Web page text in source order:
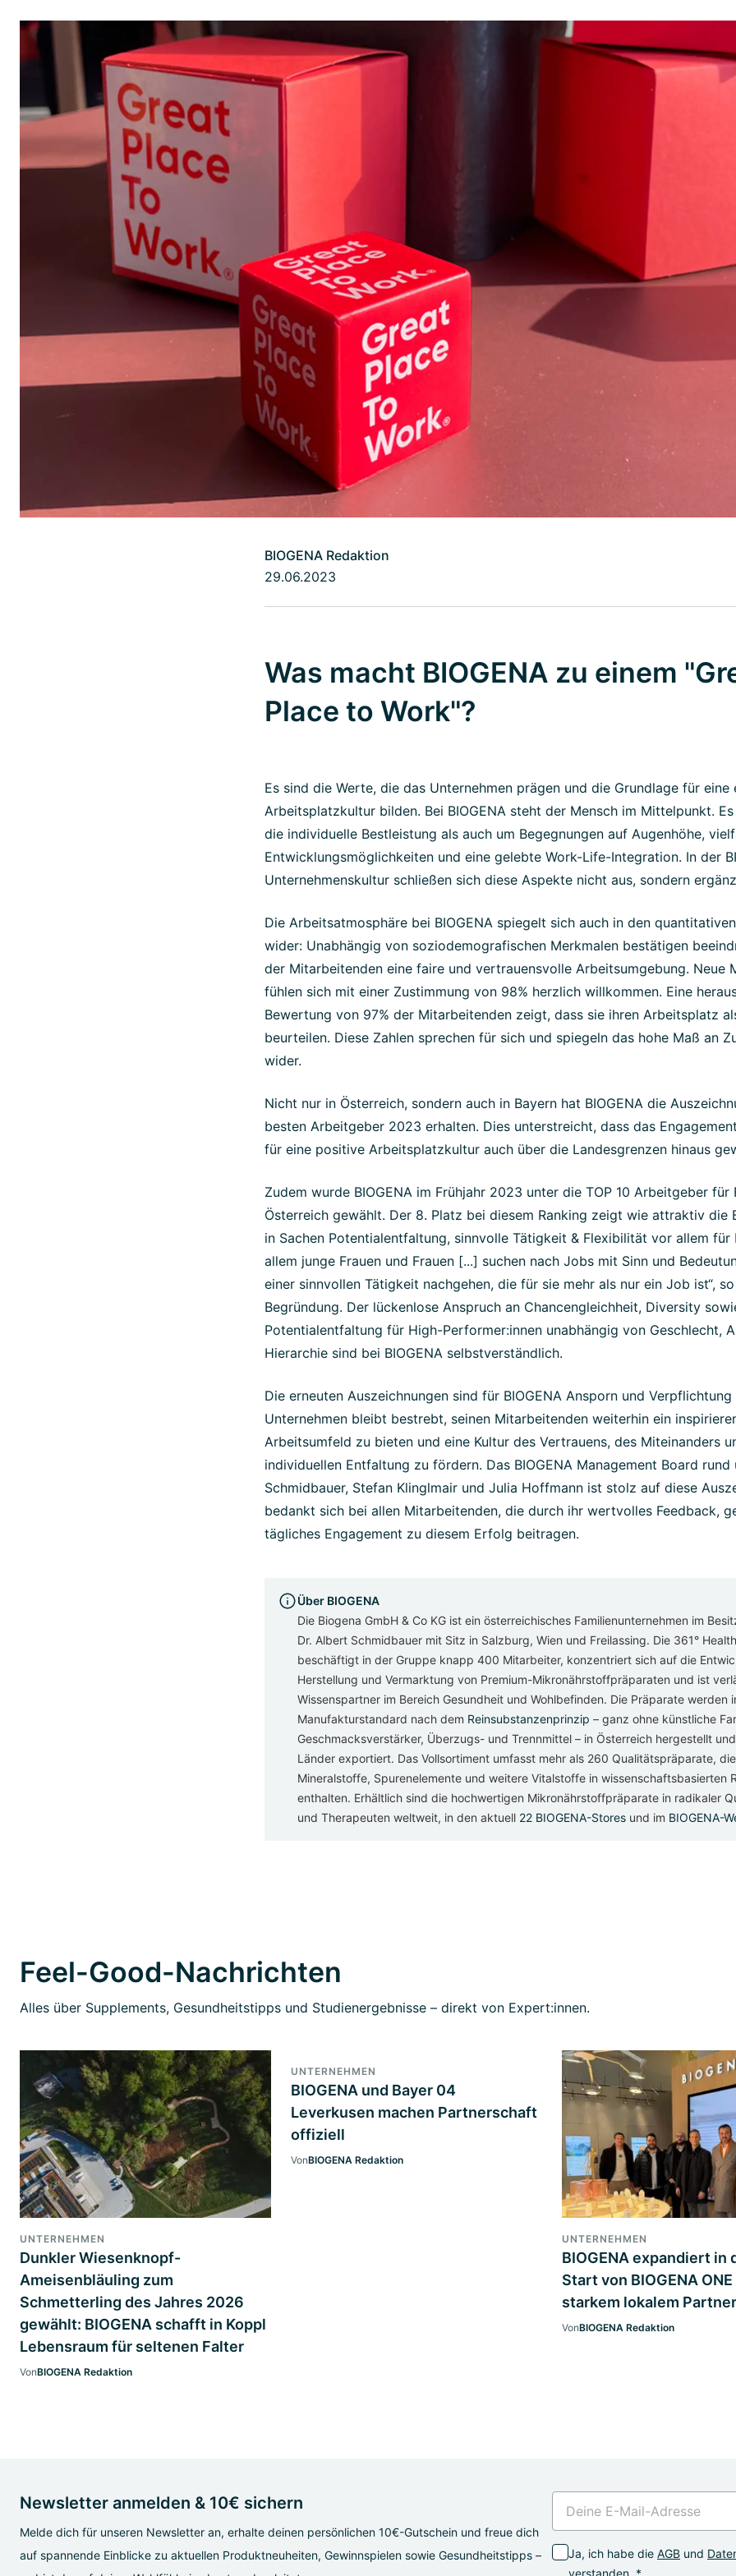
BIOGENA Redaktion
29.06.2023
Was macht BIOGENA zu einem
Place to Work"?
Es sind die Werte, die das Unternehmen prägen und die Grundlage für
Arbeitsplatzkultur bilden. Bei BIOGENA steht der Mensch im Mittelpunkt.
die individuelle Bestleistung als auch um Begegnungen auf Augenhöhe,
Entwicklungsmöglichkeiten und eine gelebte Work-Life-Integration. In der
Unternehmenskultur schließen sich diese Aspekte nicht aus, sondern
Die Arbeitsatmosphäre bei BIOGENA spiegelt sich auch in den
wider: Unabhängig von soziodemografischen Merkmalen bestätigen
der Mitarbeitenden eine faire und vertrauensvolle Arbeitsumgebung. Neue
fühlen sich mit einer Zustimmung von 98% herzlich willkommen. Eine
Bewertung von 97% der Mitarbeitenden zeigt, dass sie ihren Arbeitsplatz
beurteilen. Diese Zahlen sprechen für sich und spiegeln das hohe Maß an
wider.
Nicht nur in Österreich, sondern auch in Bayern hat BIOGENA die
besten Arbeitgeber 2023 erhalten. Dies unterstreicht, dass das
für eine positive Arbeitsplatzkultur auch über die Landesgrenzen hinaus
Zudem wurde BIOGENA im Frühjahr 2023 unter die TOP 10 Arbeitgeber für
Österreich gewählt. Der 8. Platz bei diesem Ranking zeigt wie attraktiv die
in Sachen Potentialentfaltung, sinnvolle Tätigkeit & Flexibilität vor allem für
allem junge Frauen und Frauen [...] suchen nach Jobs mit Sinn und
einer sinnvollen Tätigkeit nachgehen, die für sie mehr als nur ein Job ist“,
Begründung. Der lückenlose Anspruch an Chancengleichheit, Diversity
Potentialentfaltung für High-Performer:innen unabhängig von Geschlecht,
Hierarchie sind bei BIOGENA selbstverständlich.
Die erneuten Auszeichnungen sind für BIOGENA Ansporn und
Unternehmen bleibt bestrebt, seinen Mitarbeitenden weiterhin ein
Arbeitsumfeld zu bieten und eine Kultur des Vertrauens, des Miteinanders
individuellen Entfaltung zu fördern. Das BIOGENA Management Board
Schmidbauer, Stefan Klinglmair und Julia Hoffmann ist stolz auf diese
bedankt sich bei allen Mitarbeitenden, die durch ihr wertvolles Feedback,
tägliches Engagement zu diesem Erfolg beitragen.
Über BIOGENA
Die Biogena GmbH & Co KG ist ein österreichisches Familienunternehmen im
Dr. Albert Schmidbauer mit Sitz in Salzburg, Wien und Freilassing. Die 361°
beschäftigt in der Gruppe knapp 400 Mitarbeiter, konzentriert sich auf die
Herstellung und Vermarktung von Premium-Mikronährstoffpräparaten und ist
Wissenspartner im Bereich Gesundheit und Wohlbefinden. Die Präparate werden
Manufakturstandard nach dem Reinsubstanzenprinzip – ganz ohne künstliche
Geschmacksverstärker, Überzugs- und Trennmittel – in Österreich hergestellt
Länder exportiert. Das Vollsortiment umfasst mehr als 260 Qualitätspräparate,
Mineralstoffe, Spurenelemente und weitere Vitalstoffe in wissenschaftsbasierten
enthalten. Erhältlich sind die hochwertigen Mikronährstoffpräparate in radikaler
und Therapeuten weltweit, in den aktuell 22 BIOGENA-Stores und im BIOGENA-
Feel-Good-Nachrichten
Alles über Supplements, Gesundheitstipps und Studienergebnisse – direkt von Expert:innen.
UNTERNEHMEN
Dunkler Wiesenknopf-
Ameisenbläuling zum
Schmetterling des Jahres 2026
gewählt: BIOGENA schafft in Koppl
Lebensraum für seltenen Falter
VonBIOGENA Redaktion
UNTERNEHMEN
BIOGENA und Bayer 04
Leverkusen machen Partnerschaft
offiziell
VonBIOGENA Redaktion
UNTERNEHMEN
BIOGENA expandiert in
Start von BIOGENA
starkem lokalem
VonBIOGENA Redaktion
Newsletter anmelden & 10€ sichern
Melde dich für unseren Newsletter an, erhalte deinen persönlichen 10€-Gutschein und freue dich
auf spannende Einblicke zu aktuellen Produktneuheiten, Gewinnspielen sowie Gesundheitstipps –
Ja, ich habe die AGB und
verstanden. *